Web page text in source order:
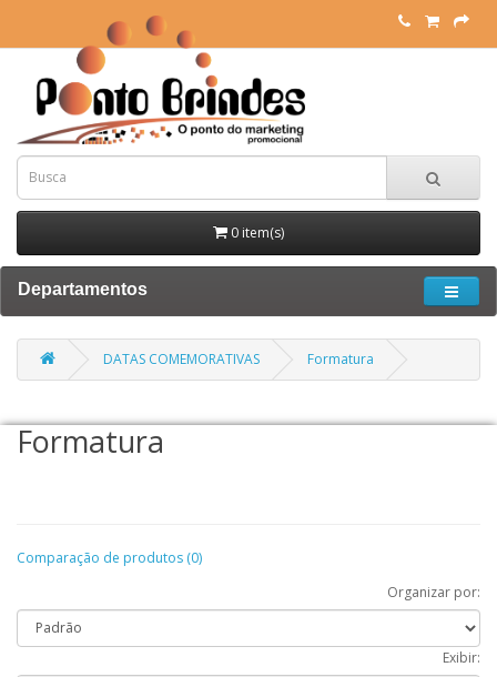
0 item(s)
Departamentos
DATAS COMEMORATIVAS Formatura
Formatura
Comparação de produtos (0)
Organizar por:
Exibir: